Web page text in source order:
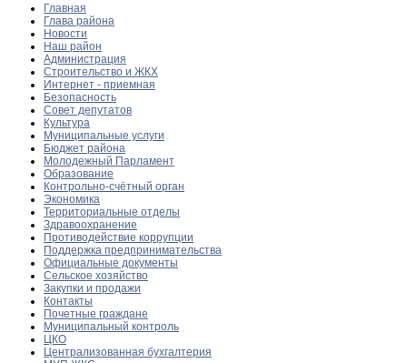
Главная
Глава района
Новости
Наш район
Администрация
Строительство и ЖКХ
Интернет - приемная
Безопасность
Совет депутатов
Культура
Муниципальные услуги
Бюджет района
Молодежный Парламент
Образование
Контрольно-счётный орган
Экономика
Территориальные отделы
Здравоохранение
Противодействие коррупции
Поддержка предпринимательства
Официальные документы
Сельское хозяйство
Закупки и продажи
Контакты
Почетные граждане
Муниципальный контроль
ЦКО
Централизованная бухгалтерия